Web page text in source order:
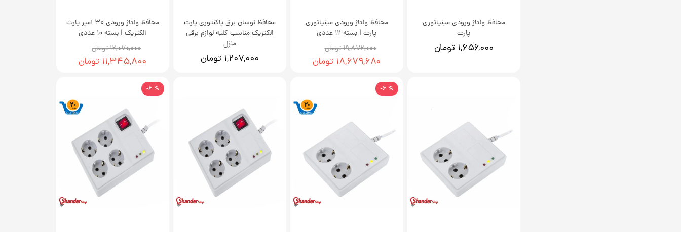
محافظ ولتاژ ورودی مینیاتوری
پارت
۱,۶۵۶,۰۰۰ تومان
محافظ ولتاژ ورودی مینیاتوری
پارت | بسته 12 عددی
۱۹,۸۷۲,۰۰۰ تومان
۱۸,۶۷۹,۶۸۰ تومان
محافظ نوسان برق پاکنتوری پارت
الکتریک مناسب کلیه لوازم برقی
منزل
۱,۲۰۷,۰۰۰ تومان
محافظ ولتاژ ورودی 30 آمپر پارت
الکتریک | بسته 10 عددی
۱۲,۰۷۰,۰۰۰ تومان
۱۱,۳۴۵,۸۰۰ تومان
% 6-
% 6-